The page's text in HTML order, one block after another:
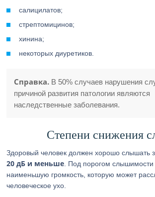
салицилатов;
стрептомицинов;
хинина;
некоторых диуретиков.
Справка. В 50% случаев нарушения
причиной развития патологии являются
наследственные заболевания.
Степени снижения
Здоровый человек должен хорошо слышать
20 дБ и меньше . Под порогом
наименьшую громкость, которую может
человеческое ухо.